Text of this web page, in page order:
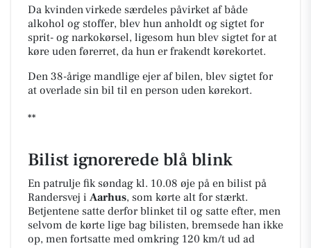
Da kvinden virkede særdeles påvirket af både
alkohol og stoffer, blev hun anholdt og sigtet for
sprit- og narkokørsel, ligesom hun blev sigtet for at
køre uden førerret, da hun er frakendt kørekortet.
Den 38-årige mandlige ejer af bilen, blev sigtet for
at overlade sin bil til en person uden kørekort.
**
Bilist ignorerede blå blink
En patrulje fik søndag kl. 10.08 øje på en bilist på
Randersvej i Aarhus, som kørte alt for stærkt.
Betjentene satte derfor blinket til og satte efter, men
selvom de kørte lige bag bilisten, bremsede han ikke
op, men fortsatte med omkring 120 km/t ud ad